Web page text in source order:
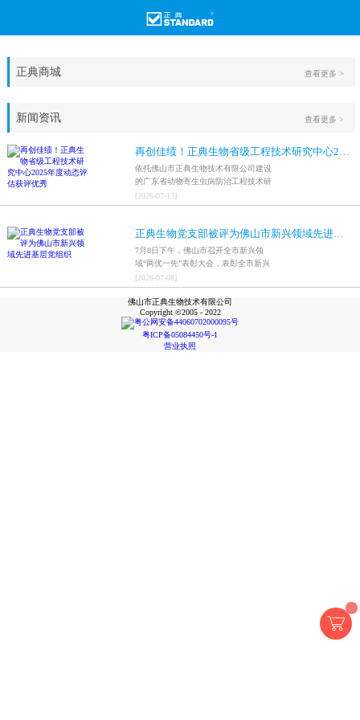
正典商城 查看更多 >
新闻资讯
再创佳绩！正典生物省级工程技术研究中心2025年度动态评估获评优秀
依托佛山市正典生物技术有限公司建设
的广东省动物寄生虫病防治工程技术研
究中心，在全省参评科研平台中综合表
现突出，成功获评最高评价等级“优
[2026-07-13]
正典生物党支部被评为佛山市新兴领域先进基层党组织
7月8日下午，佛山市召开全市新兴领
域“两优一先”表彰大会，表彰全市新兴
领域优秀共产党员、优秀党务工作者和
先进基层党组织，中共佛山市正典生物
技术有限公司支部委员会被评为佛山市
新兴领域先进基层党组织。
[2026-07-08]
查看更多 >
佛山市正典生物技术有限公司
Copyright ©2005 - 2022
粤公网安备44060702000095号
粤ICP备05084450号-1
营业执照